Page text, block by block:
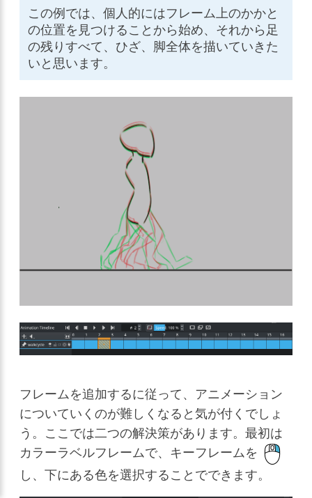
この例では、個人的にはフレーム上のかかと
の位置を見つけることから始め、それから足
の残りすべて、ひざ、脚全体を描いていきた
いと思います。
フレームを追加するに従って、アニメーション
についていくのが難しくなると気が付くでしょ
う。ここでは二つの解決策があります。最初は
カラーラベルフレームで、キーフレームを
し、下にある色を選択することでできます。